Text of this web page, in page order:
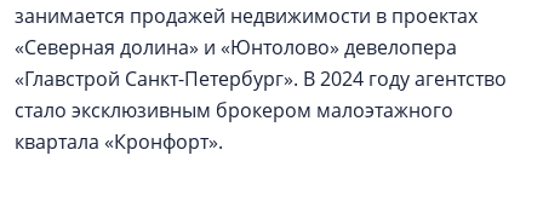
занимается продажей недвижимости в проектах
«Северная долина» и «Юнтолово» девелопера
«Главстрой Санкт-Петербург». В 2024 году агентство
стало эксклюзивным брокером малоэтажного
квартала «Кронфорт».